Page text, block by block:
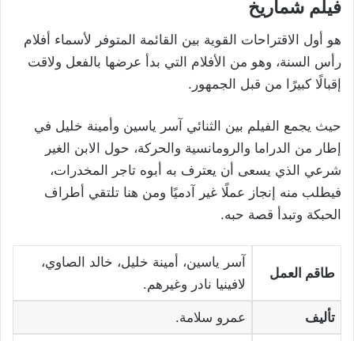
فيلم شماريخ
هو أول الاقتراحات القوية بين القائمة المتوفر لأسماء أفلام
رأس السنة، وهو من الأفلام التي بدأ عرضها بالفعل ولاقت
إقبالًا كبيرًا من قبل الجمهور.
حيث يجمع الفيلم بين الثنائي آسر ياسين وأمينة خليل في
إطار من الدراما والرومانسية والحركة، حول الابن الغير
شرعي الذي يسعى أن يعترف به أبوه تاجر المخدرات،
فيطلب منه إنجاز عملًا غير آدميًا ومن هنا تلتقي أطراف
الحبكة وتبدأ قصة حبه.
طاقم العمل
آسر ياسين، أمينة خليل، خالد الصاوي،
لافينيا نادر وغيرهم.
تأليف عمرو سلامة.